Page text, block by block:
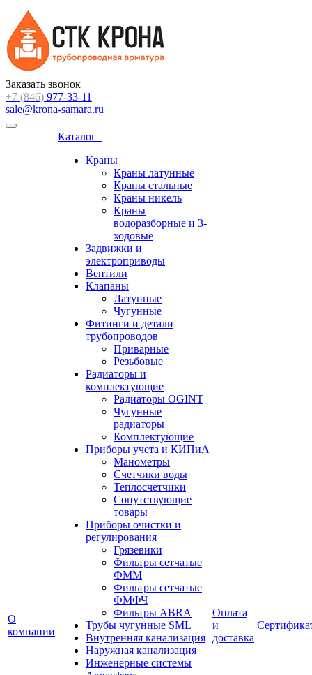
Заказать звонок
+7 (846) 977-33-11
sale@krona-samara.ru
О
компании
Каталог
Краны
Краны латунные
Краны стальные
Краны никель
Краны
водоразборные и 3-
ходовые
Задвижки и
электроприводы
Вентили
Клапаны
Латунные
Чугунные
Фитинги и детали
трубопроводов
Приварные
Резьбовые
Радиаторы и
комплектующие
Радиаторы OGINT
Чугунные
радиаторы
Комплектующие
Приборы учета и КИПиА
Манометры
Счетчики воды
Теплосчетчики
Сопутствующие
товары
Приборы очистки и
регулирования
Грязевики
Фильтры сетчатые
ФММ
Фильтры сетчатые
ФМФЧ
Фильтры ABRA
Трубы чугунные SML
Внутренняя канализация
Наружная канализация
Инженерные системы
Оплата
и
доставка